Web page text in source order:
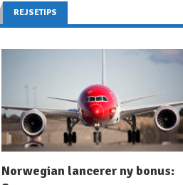
REJSETIPS
Norwegian lancerer ny bonus: